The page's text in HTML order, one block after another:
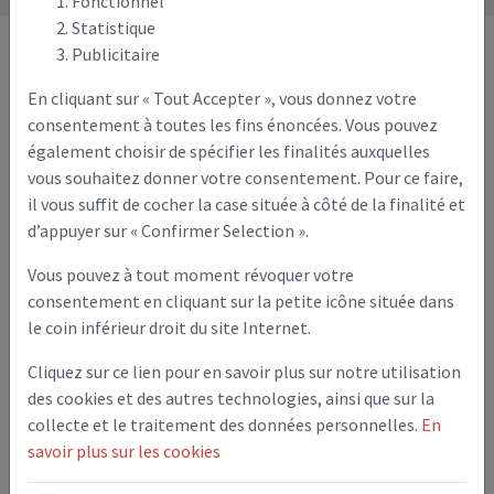
Statistique
Publicitaire
En cliquant sur « Tout Accepter », vous donnez votre
consentement à toutes les fins énoncées. Vous pouvez
également choisir de spécifier les finalités auxquelles
vous souhaitez donner votre consentement. Pour ce faire,
il vous suffit de cocher la case située à côté de la finalité et
d’appuyer sur « Confirmer Selection ».
Vous pouvez à tout moment révoquer votre
consentement en cliquant sur la petite icône située dans
le coin inférieur droit du site Internet.
Cliquez sur ce lien pour en savoir plus sur notre utilisation
des cookies et des autres technologies, ainsi que sur la
collecte et le traitement des données personnelles. En
savoir plus sur les cookies
Budget communal 2021
Budget Communal:
Budget Primitif - 2021